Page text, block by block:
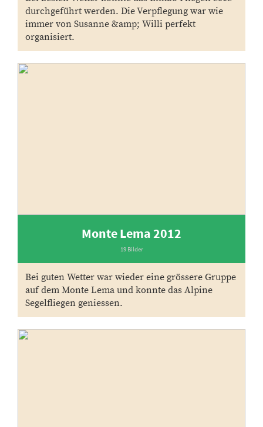
durchgeführt werden. Die Verpflegung war wie
immer von Susanne &amp; Willi perfekt
organisiert.
Monte Lema 2012
19 Bilder
Bei guten Wetter war wieder eine grössere Gruppe
auf dem Monte Lema und konnte das Alpine
Segelfliegen geniessen.